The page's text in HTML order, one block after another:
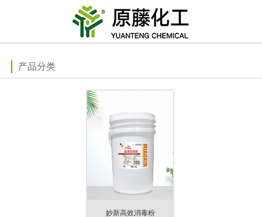
产品分类
妙新高效消毒粉